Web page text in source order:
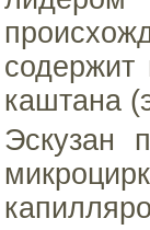
содержит
каштана
Эскузан